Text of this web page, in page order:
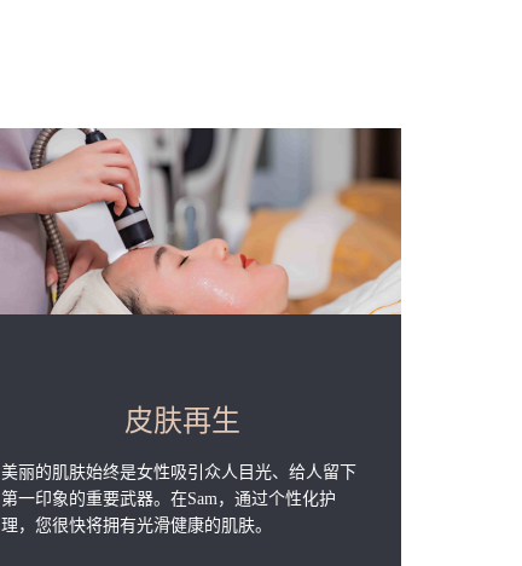
皮肤再生
美丽的肌肤始终是女性吸引众人目光、给人留下
第一印象的重要武器。在Sam，通过个性化护
理，您很快将拥有光滑健康的肌肤。